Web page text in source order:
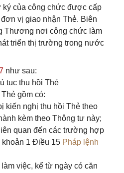
ký của công chức được cấp
vị giao nhận Thẻ. Biên
Thương nơi công chức làm
triển thị trường trong nước
như sau:
tục thu hồi Thẻ
gồm có:
kiến nghị thu hồi Thẻ theo
kèm theo Thông tư này;
quan đến các trường hợp
khoản 1 Điều 15 Pháp lệnh
việc, kể từ ngày có căn